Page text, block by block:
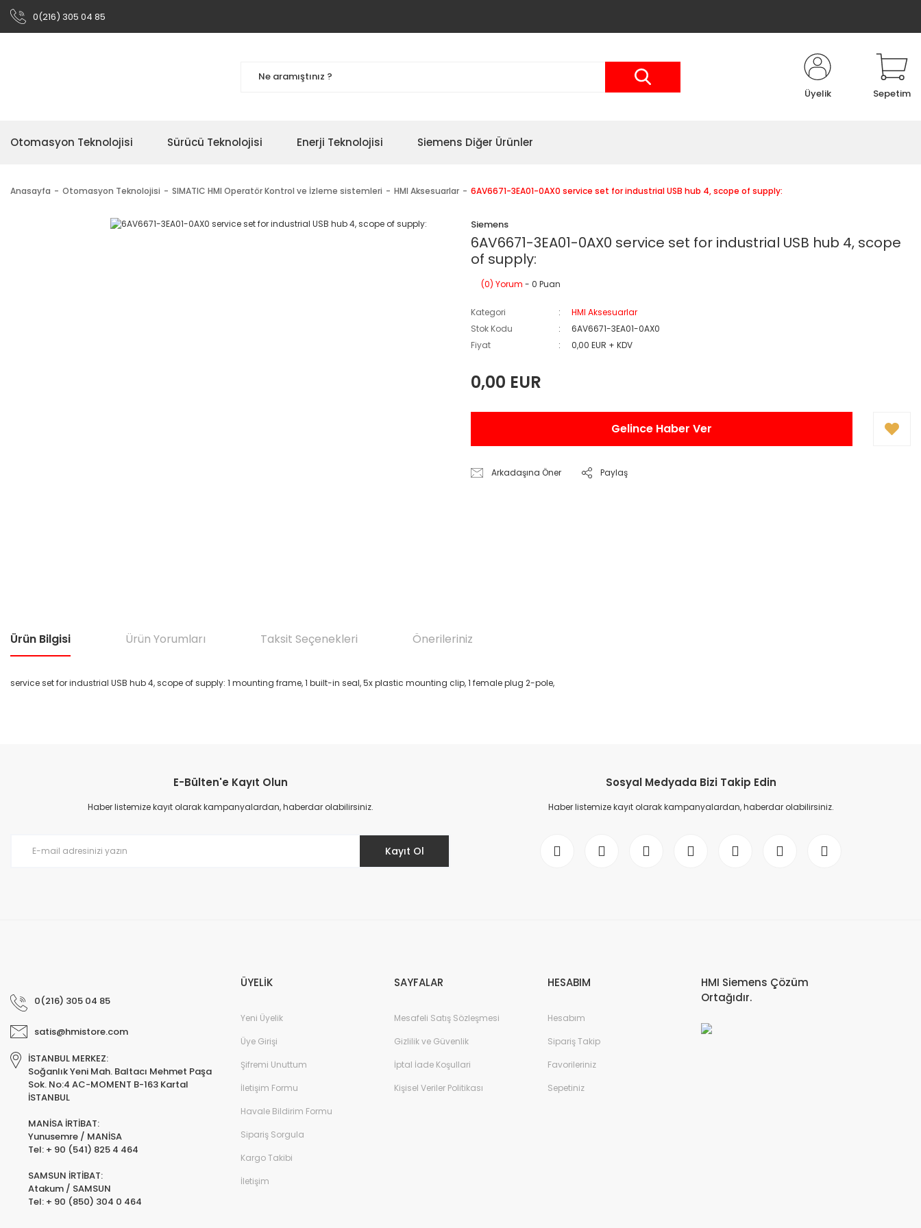
0(216) 305 04 85
Üyelik Sepetim
Otomasyon Teknolojisi Sürücü Teknolojisi Enerji Teknolojisi Siemens Diğer Ürünler
Anasayfa Otomasyon Teknolojisi SIMATIC HMI Operatör Kontrol ve İzleme sistemleri HMI Aksesuarlar 6AV6671-3EA01-0AX0 service set for industrial USB hub 4, scope of supply:
Siemens
6AV6671-3EA01-0AX0 service set for industrial USB hub 4, scope
of supply:
(0) Yorum - 0 Puan
Kategori
HMI Aksesuarlar
Stok Kodu
6AV6671-3EA01-0AX0
Fiyat
0,00 EUR + KDV
0,00 EUR
Gelince Haber Ver
Arkadaşına Öner Paylaş
Ürün Bilgisi Ürün Yorumları Taksit Seçenekleri Önerileriniz
service set for industrial USB hub 4, scope of supply: 1 mounting frame, 1 built-in seal, 5x plastic mounting clip, 1 female plug 2-pole,
Ürün resmi kalitesiz, bozuk veya görüntülenemiyor.
Ürün açıklamasında eksik bilgiler bulunuyor.
E-Bülten'e Kayıt Olun
Haber listemize kayıt olarak kampanyalardan, haberdar olabilirsiniz.
Kayıt Ol
Sosyal Medyada Bizi Takip Edin
Haber listemize kayıt olarak kampanyalardan, haberdar olabilirsiniz.
0(216) 305 04 85
satis@hmistore.com
İSTANBUL MERKEZ:
Soğanlık Yeni Mah. Baltacı Mehmet Paşa
Sok. No:4 AC-MOMENT B-163 Kartal
İSTANBUL
MANİSA İRTİBAT:
Yunusemre / MANİSA
Tel: + 90 (541) 825 4 464
SAMSUN İRTİBAT:
Atakum / SAMSUN
Tel: + 90 (850) 304 0 464
ÜYELİK
Yeni Üyelik
Üye Girişi
Şifremi Unuttum
İletişim Formu
Havale Bildirim Formu
Sipariş Sorgula
Kargo Takibi
İletişim
SAYFALAR
Mesafeli Satış Sözleşmesi
Gizlilik ve Güvenlik
İptal İade Koşullari
Kişisel Veriler Politikası
HESABIM
Hesabım
Sipariş Takip
Favorileriniz
Sepetiniz
HMI Siemens Çözüm
Ortağıdır.